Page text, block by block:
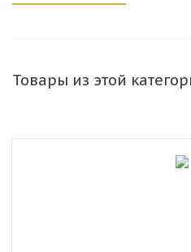
Товары из этой